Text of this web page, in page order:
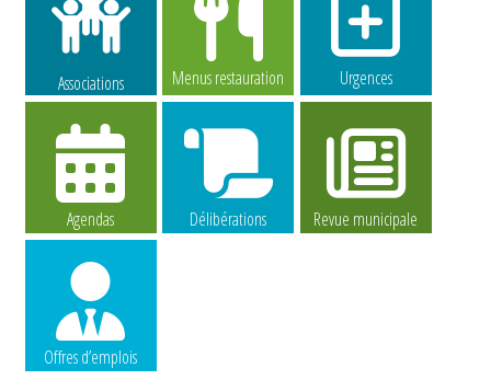
Associations Menus restauration Urgences
Agendas Délibérations Revue municipale
Offres d’emplois